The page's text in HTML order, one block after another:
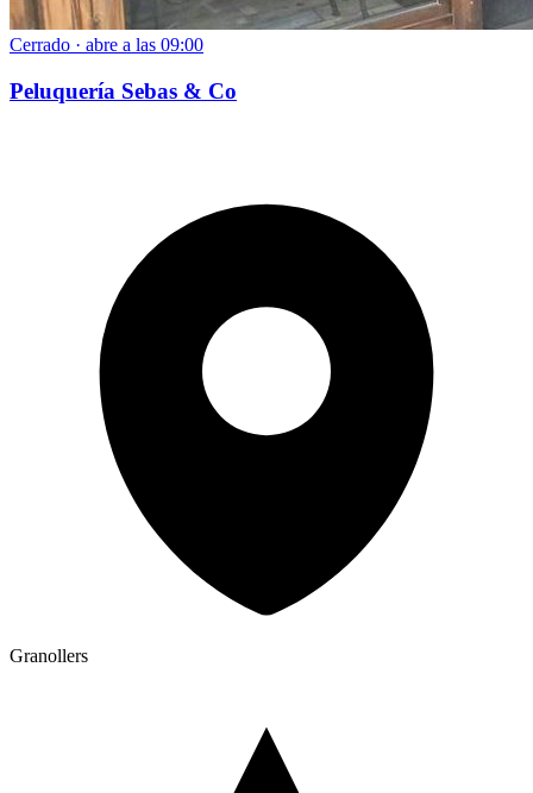
Cerrado · abre a las 09:00
Peluquería Sebas & Co
Granollers